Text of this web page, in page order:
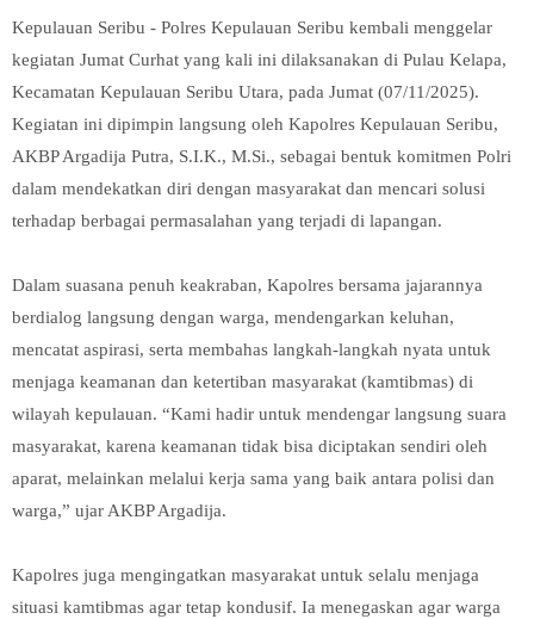
Kepulauan Seribu - Polres Kepulauan Seribu kembali menggelar
kegiatan Jumat Curhat yang kali ini dilaksanakan di Pulau Kelapa,
Kecamatan Kepulauan Seribu Utara, pada Jumat (07/11/2025).
Kegiatan ini dipimpin langsung oleh Kapolres Kepulauan Seribu,
AKBP Argadija Putra, S.I.K., M.Si., sebagai bentuk komitmen Polri
dalam mendekatkan diri dengan masyarakat dan mencari solusi
terhadap berbagai permasalahan yang terjadi di lapangan.
Dalam suasana penuh keakraban, Kapolres bersama jajarannya
berdialog langsung dengan warga, mendengarkan keluhan,
mencatat aspirasi, serta membahas langkah-langkah nyata untuk
menjaga keamanan dan ketertiban masyarakat (kamtibmas) di
wilayah kepulauan. “Kami hadir untuk mendengar langsung suara
masyarakat, karena keamanan tidak bisa diciptakan sendiri oleh
aparat, melainkan melalui kerja sama yang baik antara polisi dan
warga,” ujar AKBP Argadija.
Kapolres juga mengingatkan masyarakat untuk selalu menjaga
situasi kamtibmas agar tetap kondusif. Ia menegaskan agar warga